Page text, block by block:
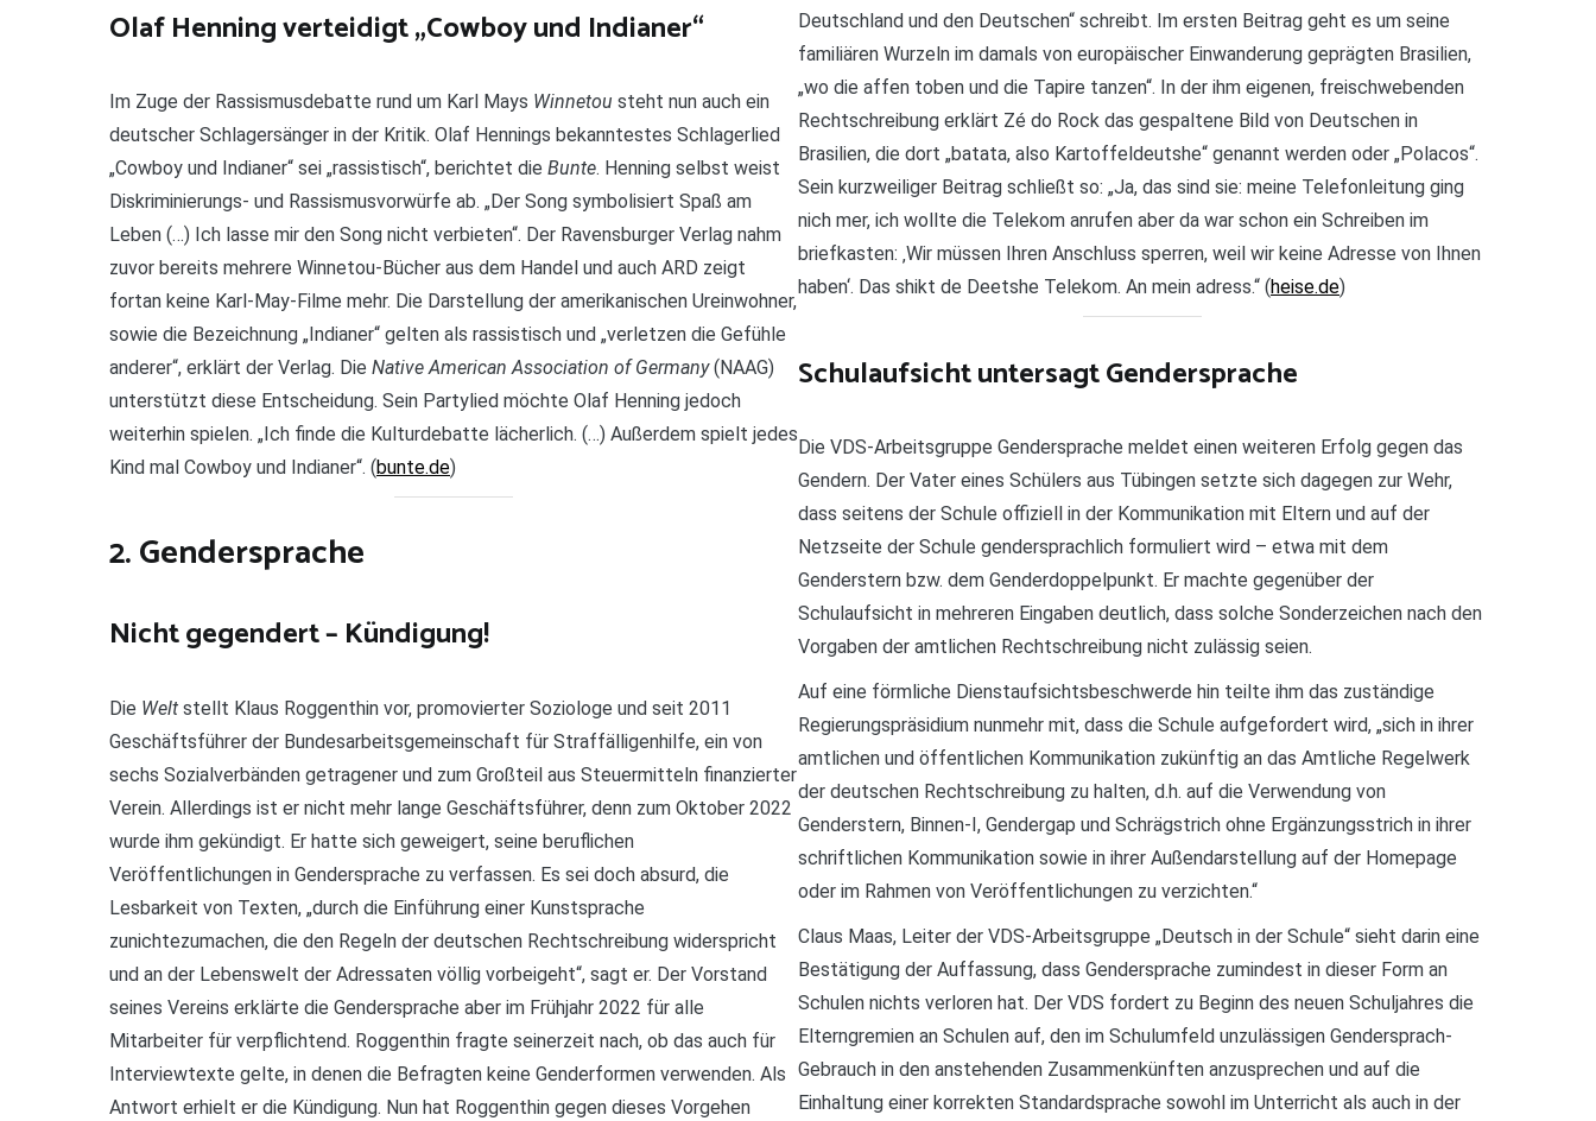
Olaf Henning verteidigt „Cowboy und Indianer“
Im Zuge der Rassismusdebatte rund um Karl Mays Winnetou steht nun auch ein
deutscher Schlagersänger in der Kritik. Olaf Hennings bekanntestes Schlagerlied
„Cowboy und Indianer“ sei „rassistisch“, berichtet die Bunte. Henning selbst weist
Diskriminierungs- und Rassismusvorwürfe ab. „Der Song symbolisiert Spaß am
Leben (…) Ich lasse mir den Song nicht verbieten“. Der Ravensburger Verlag nahm
zuvor bereits mehrere Winnetou-Bücher aus dem Handel und auch ARD zeigt
fortan keine Karl-May-Filme mehr. Die Darstellung der amerikanischen Ureinwohner,
sowie die Bezeichnung „Indianer“ gelten als rassistisch und „verletzen die Gefühle
anderer“, erklärt der Verlag. Die Native American Association of Germany(NAAG)
unterstützt diese Entscheidung. Sein Partylied möchte Olaf Henning jedoch
weiterhin spielen. „Ich finde die Kulturdebatte lächerlich. (…) Außerdem spielt jedes
Kind mal Cowboy und Indianer“. (bunte.de)
2. Gendersprache
Nicht gegendert – Kündigung!
Die Welt stellt Klaus Roggenthin vor, promovierter Soziologe und seit 2011
Geschäftsführer der Bundesarbeitsgemeinschaft für Straffälligenhilfe, ein von
sechs Sozialverbänden getragener und zum Großteil aus Steuermitteln finanzierter
Verein. Allerdings ist er nicht mehr lange Geschäftsführer, denn zum Oktober 2022
wurde ihm gekündigt. Er hatte sich geweigert, seine beruflichen
Veröffentlichungen in Gendersprache zu verfassen. Es sei doch absurd, die
Lesbarkeit von Texten, „durch die Einführung einer Kunstsprache
zunichtezumachen, die den Regeln der deutschen Rechtschreibung widerspricht
und an der Lebenswelt der Adressaten völlig vorbeigeht“, sagt er. Der Vorstand
seines Vereins erklärte die Gendersprache aber im Frühjahr 2022 für alle
Mitarbeiter für verpflichtend. Roggenthin fragte seinerzeit nach, ob das auch für
Interviewtexte gelte, in denen die Befragten keine Genderformen verwenden. Als
Antwort erhielt er die Kündigung. Nun hat Roggenthin gegen dieses Vorgehen
Deutschland und den Deutschen“ schreibt. Im ersten Beitrag geht es um seine
familiären Wurzeln im damals von europäischer Einwanderung geprägten Brasilien,
„wo die affen toben und die Tapire tanzen“. In der ihm eigenen, freischwebenden
Rechtschreibung erklärt Zé do Rock das gespaltene Bild von Deutschen in
Brasilien, die dort „batata, also Kartoffeldeutshe“ genannt werden oder „Polacos“.
Sein kurzweiliger Beitrag schließt so: „Ja, das sind sie: meine Telefonleitung ging
nich mer, ich wollte die Telekom anrufen aber da war schon ein Schreiben im
briefkasten: ‚Wir müssen Ihren Anschluss sperren, weil wir keine Adresse von Ihnen
haben‘. Das shikt de Deetshe Telekom. An mein adress.“ (heise.de)
Schulaufsicht untersagt Gendersprache
Die VDS-Arbeitsgruppe Gendersprache meldet einen weiteren Erfolg gegen das
Gendern. Der Vater eines Schülers aus Tübingen setzte sich dagegen zur Wehr,
dass seitens der Schule offiziell in der Kommunikation mit Eltern und auf der
Netzseite der Schule gendersprachlich formuliert wird – etwa mit dem
Genderstern bzw. dem Genderdoppelpunkt. Er machte gegenüber der
Schulaufsicht in mehreren Eingaben deutlich, dass solche Sonderzeichen nach den
Vorgaben der amtlichen Rechtschreibung nicht zulässig seien.
Auf eine förmliche Dienstaufsichtsbeschwerde hin teilte ihm das zuständige
Regierungspräsidium nunmehr mit, dass die Schule aufgefordert wird, „sich in ihrer
amtlichen und öffentlichen Kommunikation zukünftig an das Amtliche Regelwerk
der deutschen Rechtschreibung zu halten, d.h. auf die Verwendung von
Genderstern, Binnen-I, Gendergap und Schrägstrich ohne Ergänzungsstrich in ihrer
schriftlichen Kommunikation sowie in ihrer Außendarstellung auf der Homepage
oder im Rahmen von Veröffentlichungen zu verzichten.“
Claus Maas, Leiter der VDS-Arbeitsgruppe „Deutsch in der Schule“ sieht darin eine
Bestätigung der Auffassung, dass Gendersprache zumindest in dieser Form an
Schulen nichts verloren hat. Der VDS fordert zu Beginn des neuen Schuljahres die
Elterngremien an Schulen auf, den im Schulumfeld unzulässigen Gendersprach-
Gebrauch in den anstehenden Zusammenkünften anzusprechen und auf die
Einhaltung einer korrekten Standardsprache sowohl im Unterricht als auch in der